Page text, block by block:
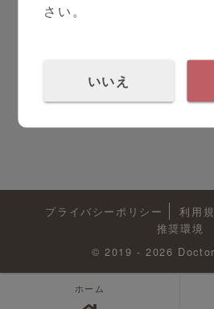
プライバシーポリシー 利用
推奨環境
© 2019 - 2026
ホーム
さい。
いいえ